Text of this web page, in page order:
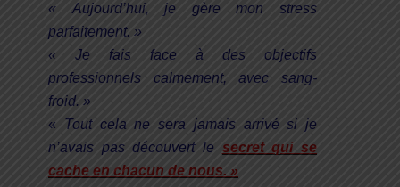
« Aujourd’hui, je gère mon stress
parfaitement. »
« Je fais face à des objectifs
professionnels calmement, avec sang-
froid. »
«
Tout cela ne sera jamais arrivé si je
n’avais pas découvert le secret qui se
cache en chacun de nous. »